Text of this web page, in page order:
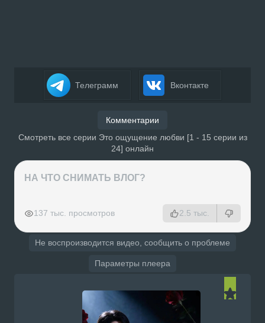
Телеграмм Вконтакте
Комментарии
Смотреть все серии Это ощущение любви [1 - 15 серии из
24] онлайн
НА ЧТО СНИМАТЬ ВЛОГ?
137 тыс. просмотров 2.5 тыс.
Не воспроизводится видео, сообщить о проблеме
Параметры плеера